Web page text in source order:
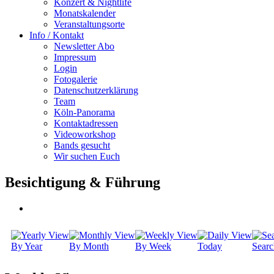
Konzert & Nightlife
Monatskalender
Veranstaltungsorte
Info / Kontakt
Newsletter Abo
Impressum
Login
Fotogalerie
Datenschutzerklärung
Team
Köln-Panorama
Kontaktadressen
Videoworkshop
Bands gesucht
Wir suchen Euch
Besichtigung & Führung
By Year By Month By Week Today